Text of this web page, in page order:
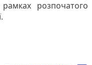
розпочатого